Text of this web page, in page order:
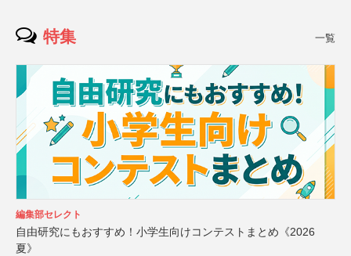
特集 一覧
編集部セレクト
自由研究にもおすすめ！小学生向けコンテストまとめ《2026
夏》